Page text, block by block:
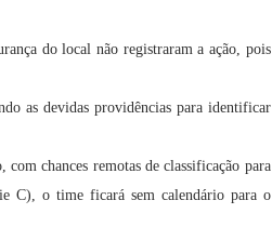
do local não registraram a ação, pois
as devidas providências para identificar
chances remotas de classificação para
C), o time ficará sem calendário para o